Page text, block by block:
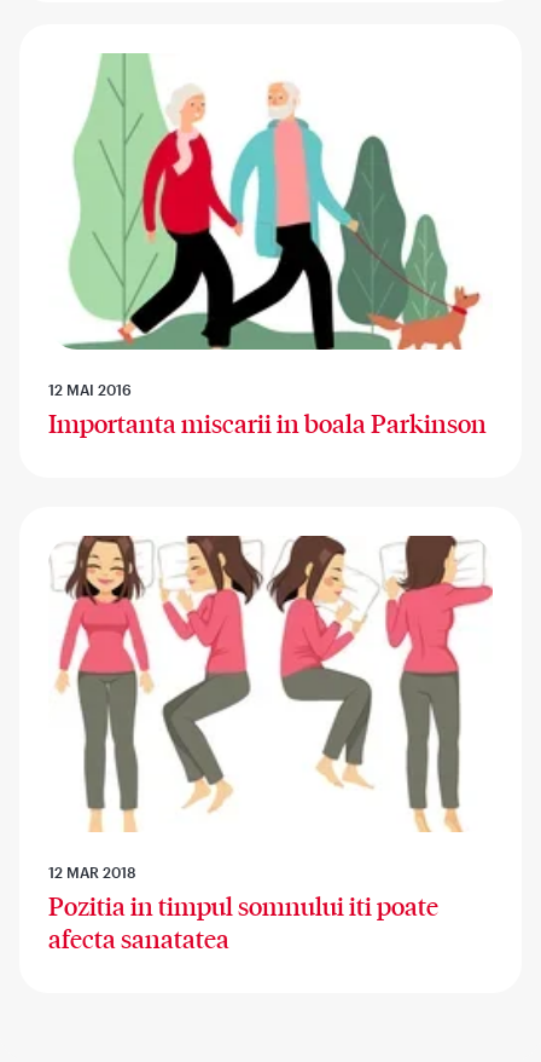
12 MAI 2016
Importanta miscarii in boala Parkinson
12 MAR 2018
Pozitia in timpul somnului iti poate
afecta sanatatea